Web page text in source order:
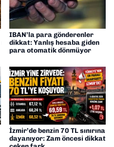
IBAN’la para gönderenler
dikkat: Yanlış hesaba giden
para otomatik dönmüyor
İzmir’de benzin 70 TL sınırına
dayanıyor: Zam öncesi dikkat